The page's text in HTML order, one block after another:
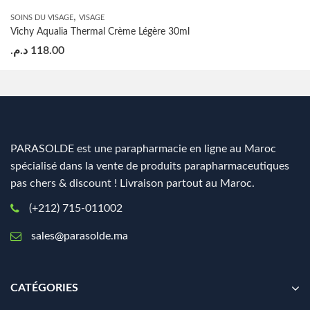
SOINS DU VISAGE, VISAGE
Vichy Aqualia Thermal Crème Légère 30ml
118.00 د.م.
PARASOLDE est une parapharmacie en ligne au Maroc
spécialisé dans la vente de produits parapharmaceutiques
pas chers & discount ! Livraison partout au Maroc.
(+212) 715-011002
sales@parasolde.ma
CATÉGORIES